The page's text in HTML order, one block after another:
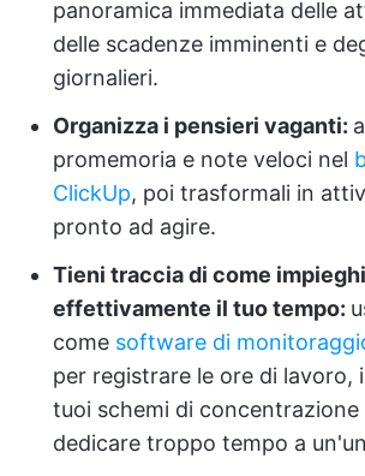
panoramica immediata delle
delle scadenze imminenti e
giornalieri.
Organizza i pensieri vaganti:
promemoria e note veloci nel
ClickUp, poi trasformali in
pronto ad agire.
Tieni traccia di come impieghi
effettivamente il tuo tempo:
come software di
per registrare le ore di lavoro,
tuoi schemi di concentrazione
dedicare troppo tempo a